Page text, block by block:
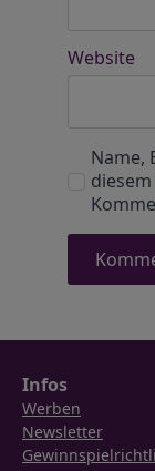
Website
Name,
Infos
Werben
Newsletter